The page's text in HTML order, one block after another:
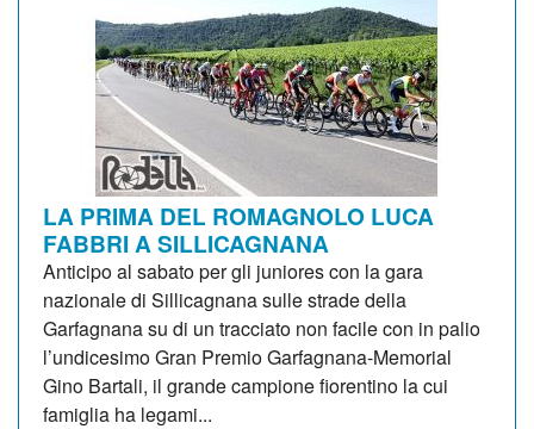
LA PRIMA DEL ROMAGNOLO LUCA
FABBRI A SILLICAGNANA
Anticipo al sabato per gli juniores con la gara
nazionale di Sillicagnana sulle strade della
Garfagnana su di un tracciato non facile con in palio
l’undicesimo Gran Premio Garfagnana-Memorial
Gino Bartali, il grande campione fiorentino la cui
famiglia ha legami...